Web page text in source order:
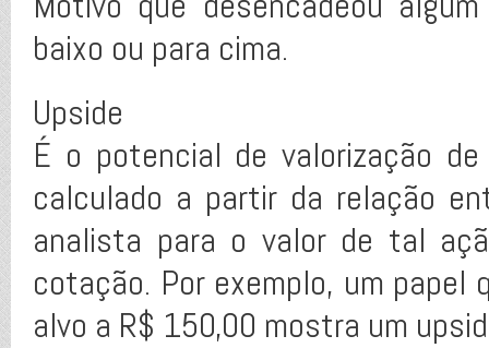
baixo ou para cima.
Upside
É o potencial de valorização
calculado a partir da relação
analista para o valor de tal
cotação. Por exemplo, um papel
alvo a R$ 150,00 mostra um